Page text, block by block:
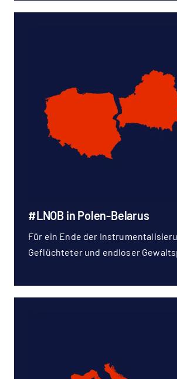
#LNOB in Polen-Belarus
Für ein Ende der
Geflüchteter und endloser